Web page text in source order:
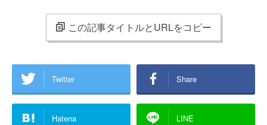
この記事タイトルとURLをコピー
Twitter Share
Hatena LINE